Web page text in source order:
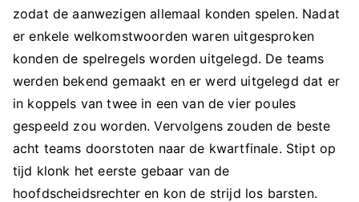
zodat de aanwezigen allemaal konden spelen. Nadat
er enkele welkomstwoorden waren uitgesproken
konden de spelregels worden uitgelegd. De teams
werden bekend gemaakt en er werd uitgelegd dat er
in koppels van twee in een van de vier poules
gespeeld zou worden. Vervolgens zouden de beste
acht teams doorstoten naar de kwartfinale. Stipt op
tijd klonk het eerste gebaar van de
hoofdscheidsrechter en kon de strijd los barsten.